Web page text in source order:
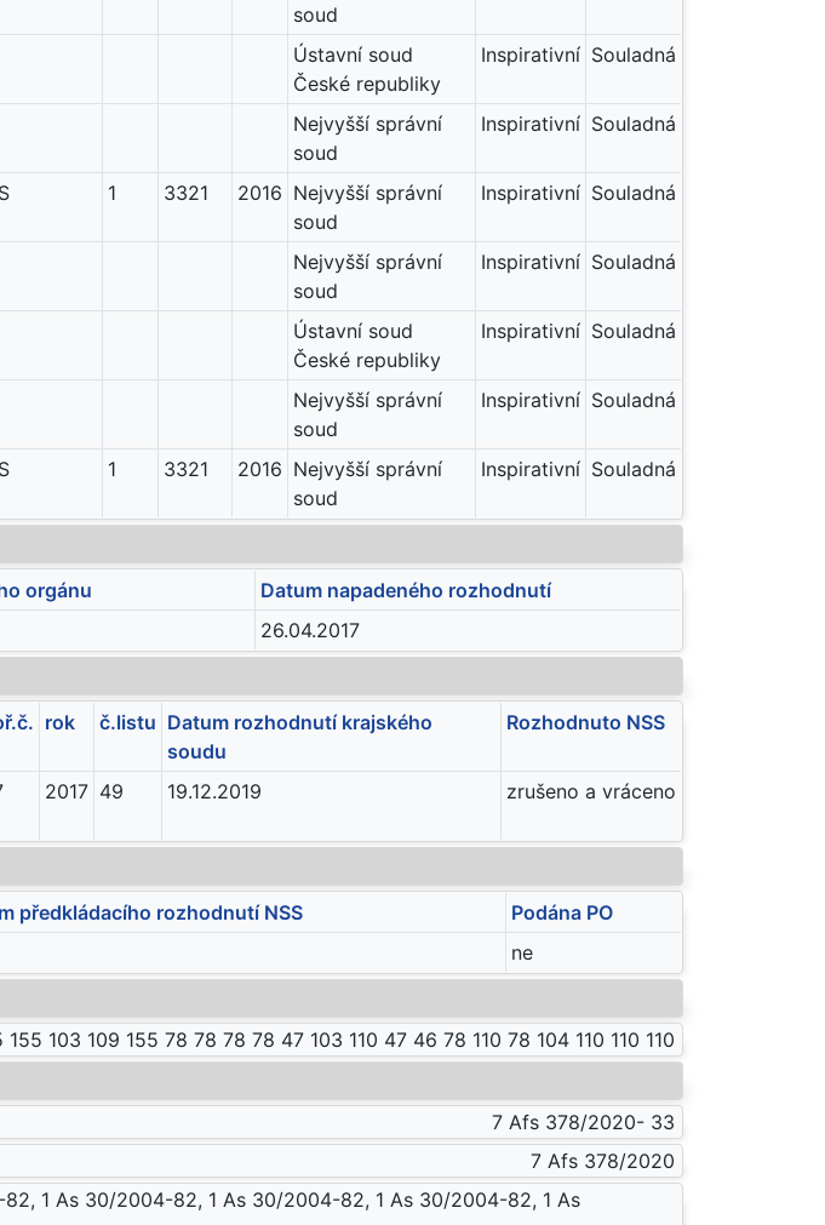
soud
Ústavní soud
České republiky
Inspirativní Souladná
Nejvyšší správní
soud
Inspirativní Souladná
1 3321 2016 Nejvyšší správní
soud
Inspirativní Souladná
Nejvyšší správní
soud
Inspirativní Souladná
Ústavní soud
České republiky
Inspirativní Souladná
Nejvyšší správní
soud
Inspirativní Souladná
1 3321 2016 Nejvyšší správní
soud
Inspirativní Souladná
orgánu
Datum napadeného rozhodnutí
26.04.2017
rok č.listu Datum rozhodnutí krajského
soudu
Rozhodnuto NSS
2017 49 19.12.2019 zrušeno a vráceno
předkládacího rozhodnutí NSS
Podána PO
ne
155 103 109 155 78 78 78 78 47 103 110 47 46 78 110 78 104 110 110 110
7 Afs 378/2020- 33
7 Afs 378/2020
1 As 30/2004-82, 1 As 30/2004-82, 1 As 30/2004-82, 1 As